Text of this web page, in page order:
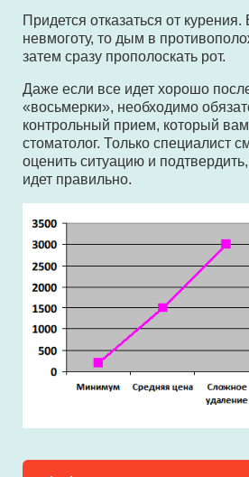
Придется отказаться от
невмоготу, то дым в
затем сразу прополоскать рот.
Даже если все идет хорошо
«восьмерки», необходимо
контрольный прием, который
стоматолог. Только специалист
оценить ситуацию и
идет правильно.